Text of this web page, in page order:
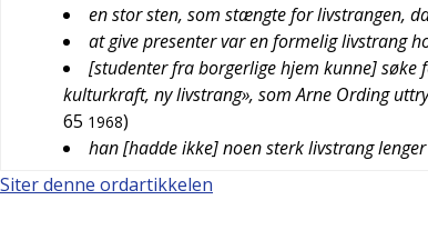
en stor sten, som stængte for livstrangen,
at give presenter var en formelig livstrang
[studenter fra borgerlige hjem kunne] søke
kulturkraft, ny livstrang», som Arne Ording
65 1968)
han [hadde ikke] noen sterk livstrang lenger
Siter denne ordartikkelen